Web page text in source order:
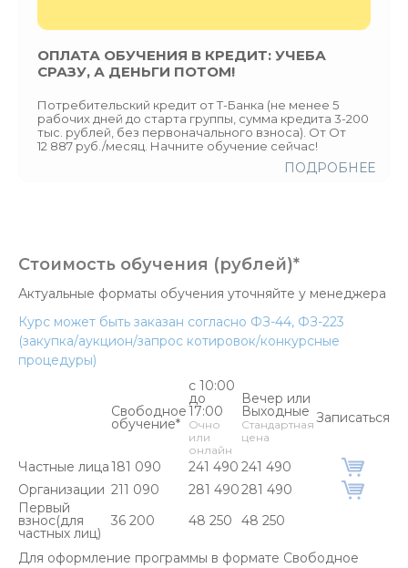
ОПЛАТА ОБУЧЕНИЯ В КРЕДИТ: УЧЕБА
СРАЗУ, А ДЕНЬГИ ПОТОМ!
Потребительский кредит от Т-Банка (не менее 5
рабочих дней до старта группы, сумма кредита 3-200
тыс. рублей, без первоначального взноса). От От
12 887 руб./месяц. Начните обучение сейчас!
ПОДРОБНЕЕ
Стоимость обучения (рублей)*
Актуальные форматы обучения уточняйте у менеджера
Курс может быть заказан согласно ФЗ-44, ФЗ-223
(закупка/аукцион/запрос котировок/конкурсные
процедуры)
Свободное
обучение*
с 10:00
до
17:00
Очно
или
онлайн
Вечер или
Выходные
Стандартная
цена
Записаться
Частные лица181 090 241 490 241 490
Организации 211 090 281 490281 490
Первый
взнос(для
частных лиц)
36 200 48 250 48 250
Для оформление программы в формате Свободное